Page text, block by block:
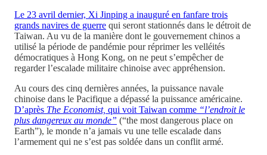
Le 23 avril dernier, Xi Jinping a inauguré en fanfare trois
grands navires de guerre qui seront stationnés dans le détroit de
Taiwan. Au vu de la manière dont le gouvernement chinos a
utilisé la période de pandémie pour réprimer les velléités
démocratiques à Hong Kong, on ne peut s’empêcher de
regarder l’escalade militaire chinoise avec appréhension.
Au cours des cinq dernières années, la puissance navale
chinoise dans le Pacifique a dépassé la puissance américaine.
D’après The Economist, qui voit Taiwan comme “l’endroit le
plus dangereux au monde” (“the most dangerous place on
Earth”), le monde n’a jamais vu une telle escalade dans
l’armement qui ne s’est pas soldée dans un conflit armé.